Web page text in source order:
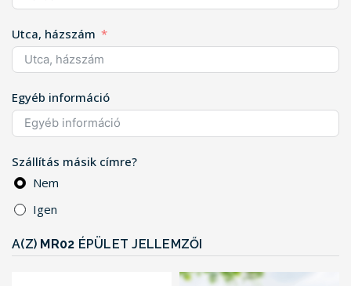
Utca, házszám
Egyéb információ
Szállítás másik címre?
Nem
Igen
A(Z) MR02 ÉPÜLET JELLEMZŐI